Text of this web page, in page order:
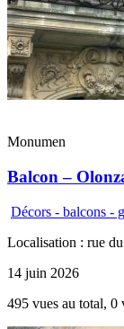
Monumen
Balcon –
Décors - balcons -
Localisation : rue
14 juin 2026
495 vues au total, 0